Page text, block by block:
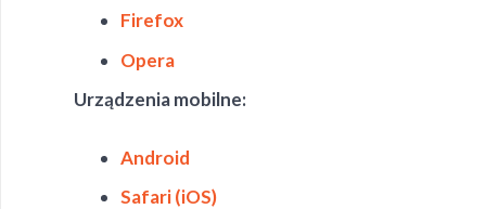
Firefox
Opera
Urządzenia mobilne:
Android
Safari (iOS)